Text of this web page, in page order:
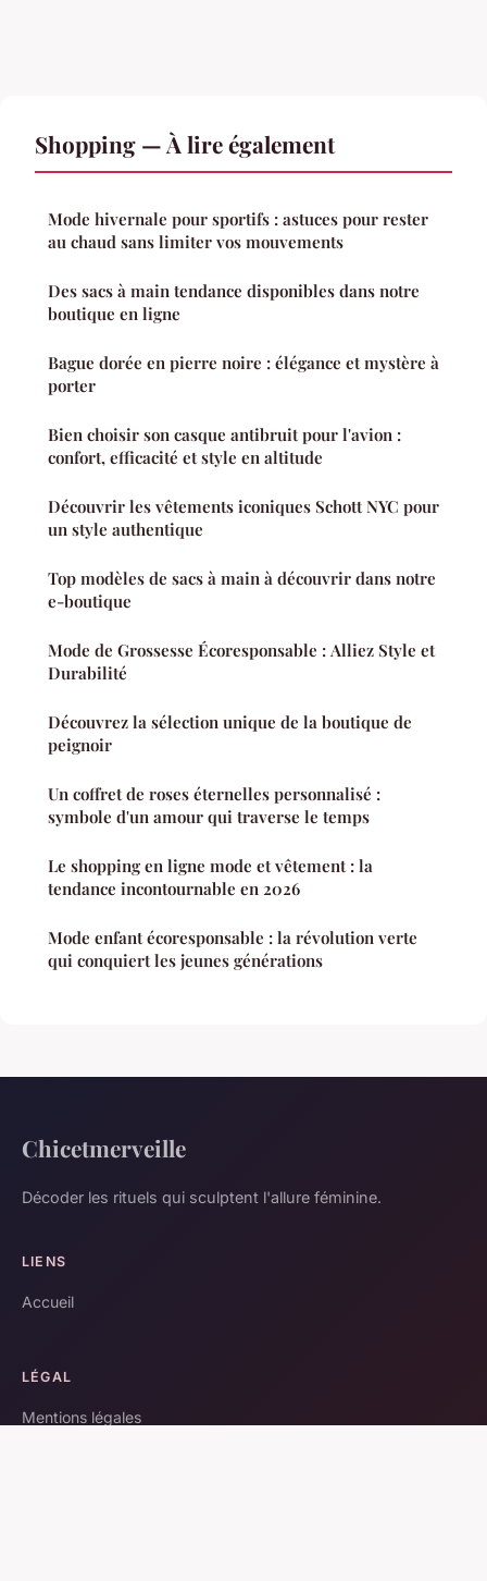
Shopping — À lire également
Mode hivernale pour sportifs : astuces pour rester
au chaud sans limiter vos mouvements
Des sacs à main tendance disponibles dans notre
boutique en ligne
Bague dorée en pierre noire : élégance et mystère à
porter
Bien choisir son casque antibruit pour l'avion :
confort, efficacité et style en altitude
Découvrir les vêtements iconiques Schott NYC pour
un style authentique
Top modèles de sacs à main à découvrir dans notre
e-boutique
Mode de Grossesse Écoresponsable : Alliez Style et
Durabilité
Découvrez la sélection unique de la boutique de
peignoir
Un coffret de roses éternelles personnalisé :
symbole d'un amour qui traverse le temps
Le shopping en ligne mode et vêtement : la
tendance incontournable en 2026
Mode enfant écoresponsable : la révolution verte
qui conquiert les jeunes générations
Chicetmerveille
Décoder les rituels qui sculptent l'allure féminine.
LIENS
Accueil
LÉGAL
Mentions légales